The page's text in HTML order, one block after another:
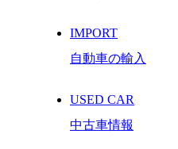
IMPORT
自動車の輸入
USED CAR
中古車情報